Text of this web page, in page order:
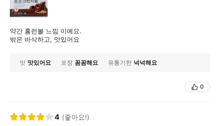
약간 홈런볼 느낌 이예요.
밖은 바삭하고, 맛있어요
맛 맛있어요 포장 꼼꼼해요 유통기한 넉넉해요
0
4 (좋아요!)